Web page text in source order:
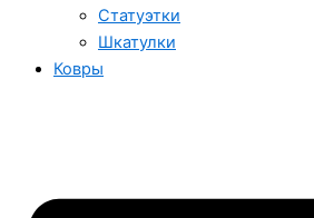
Статуэтки
Шкатулки
Ковры